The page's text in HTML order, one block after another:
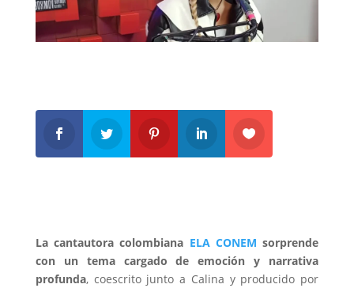
La cantautora colombiana ELA CONEM sorprende
con un tema cargado de emoción y narrativa
profunda, coescrito junto a Calina y producido por